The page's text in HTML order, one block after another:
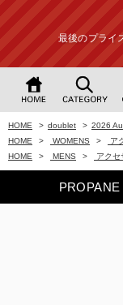
最後のプライ
HOME > doublet > 2026
HOME
> WOMENS > ア
HOME
> MENS > アクセ